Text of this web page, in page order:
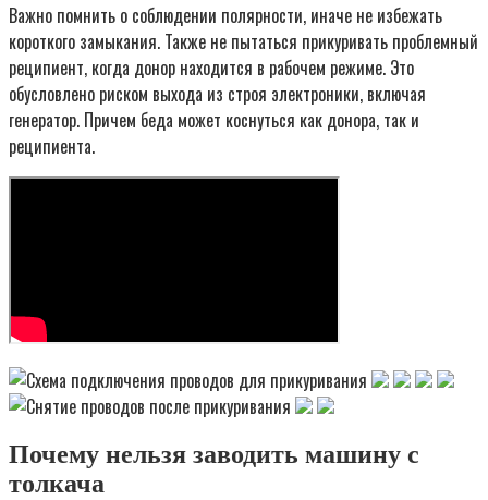
Важно помнить о соблюдении полярности, иначе не избежать
короткого замыкания. Также не пытаться прикуривать проблемный
реципиент, когда донор находится в рабочем режиме. Это
обусловлено риском выхода из строя электроники, включая
генератор. Причем беда может коснуться как донора, так и
реципиента.
Почему нельзя заводить машину с
толкача